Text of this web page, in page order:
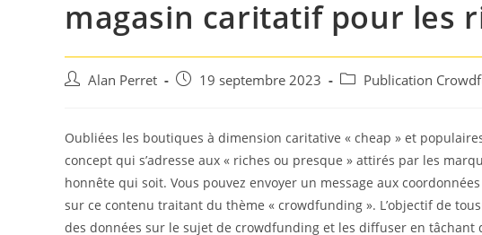
magasin caritatif pour les
Auteur/autrice
publication :
Alan Perret
Post 19 septembre 2023
Post Publication
Oubliées les boutiques à dimension caritative « cheap » et
concept qui s’adresse aux « riches ou presque » attirés par les
honnête qui soit. Vous pouvez envoyer un message aux
sur ce contenu traitant du thème « crowdfunding ». L’objectif de
des données sur le sujet de crowdfunding et les diffuser en